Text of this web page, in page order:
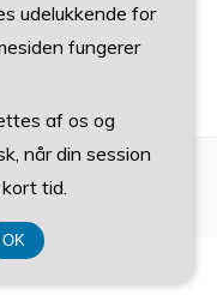
7739
udelukkende for
fungerer
af os og
når din session
tid.
OK